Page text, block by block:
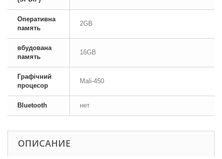
Оперативна
память
2GB
вбудована
память
16GB
Графічний
процесор
Mali-450
Bluetooth нет
ОПИСАНИЕ